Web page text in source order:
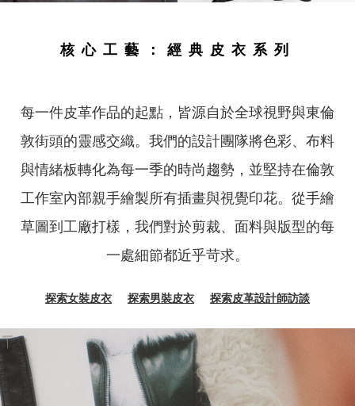
核心工藝：經典皮衣系列
每一件皮革作品的起點，皆源自於全球視野與東倫
敦街頭的靈感交織。我們的設計團隊將色彩、布料
與情緒板轉化為每一季的時尚趨勢，並堅持在倫敦
工作室內部親手繪製所有插畫與視覺印花。從手繪
草圖到工廠打樣，我們對於剪裁、面料與版型的每
一處細節都近乎苛求。
探索女裝皮衣 探索男裝皮衣 探索皮革設計師訪談